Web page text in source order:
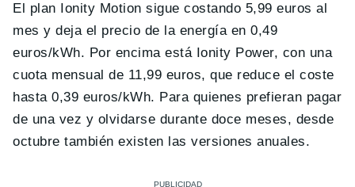
El plan Ionity Motion sigue costando 5,99 euros al
mes y deja el precio de la energía en 0,49
euros/kWh. Por encima está Ionity Power, con una
cuota mensual de 11,99 euros, que reduce el coste
hasta 0,39 euros/kWh. Para quienes prefieran pagar
de una vez y olvidarse durante doce meses, desde
octubre también existen las versiones anuales.